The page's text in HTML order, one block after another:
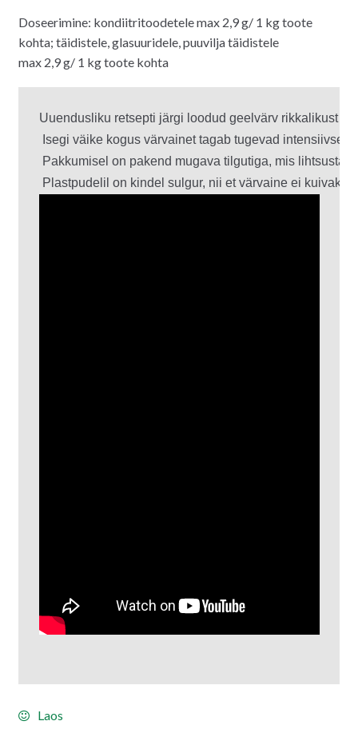
Doseerimine: kondiitritoodetele max 2,9 g/ 1 kg toote
kohta; täidistele, glasuuridele, puuvilja täidistele
max 2,9 g/ 1 kg toote kohta
Uuendusliku retsepti järgi loodud geelvärv rikkalikust
Isegi väike kogus värvainet tagab tugevad
Pakkumisel on pakend mugava tilgutiga, mis lihtsustab
Laos